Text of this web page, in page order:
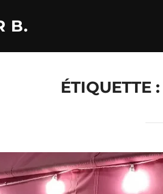
B.
ÉTIQUETTE :